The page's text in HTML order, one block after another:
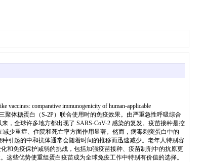
comparative immunogenicity of human-applicable
体糖蛋白（S-2P）联合使用时的免疫效果。由严重急性呼吸综合
，全球许多地方都出现了 SARS-CoV-2 感染的复发。疫苗接种是控
少重症、住院和死亡率方面作用显著。然而，病毒刺突蛋白中的
引起的中和抗体通常会随着时间的推移而迅速减少。老年人特别容
和免疫保护减弱的挑战，包括加强疫苗接种、疫苗制剂中的抗原更
些优势使重组蛋白疫苗成为全球免疫工作中特别有价值的选择。